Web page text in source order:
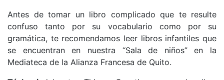
Antes de tomar un libro complicado que te resulte
confuso tanto por su vocabulario como por su
gramática, te recomendamos leer libros infantiles que
se encuentran en nuestra “Sala de niños” en la
Mediateca de la Alianza Francesa de Quito.